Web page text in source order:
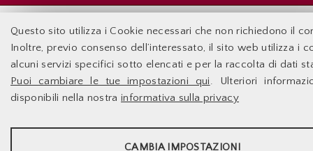
Questo sito utilizza i Cookie necessari che non richiedono il
Inoltre, previo consenso dell’interessato, il sito web utilizza i
alcuni servizi specifici sotto elencati e per la raccolta di dati
Puoi cambiare le tue impostazioni qui. Ulteriori
disponibili nella nostrainformativa sulla privacy
STATISTICHE
CAMBIA IMPOSTAZIONI